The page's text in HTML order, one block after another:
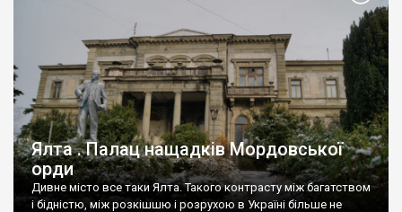
Ялта . Палац нащадків Мордовської
орди
Дивне місто все таки Ялта. Такого контрасту між багатством
і бідністю, між розкішшю і розрухою в Україні більше не